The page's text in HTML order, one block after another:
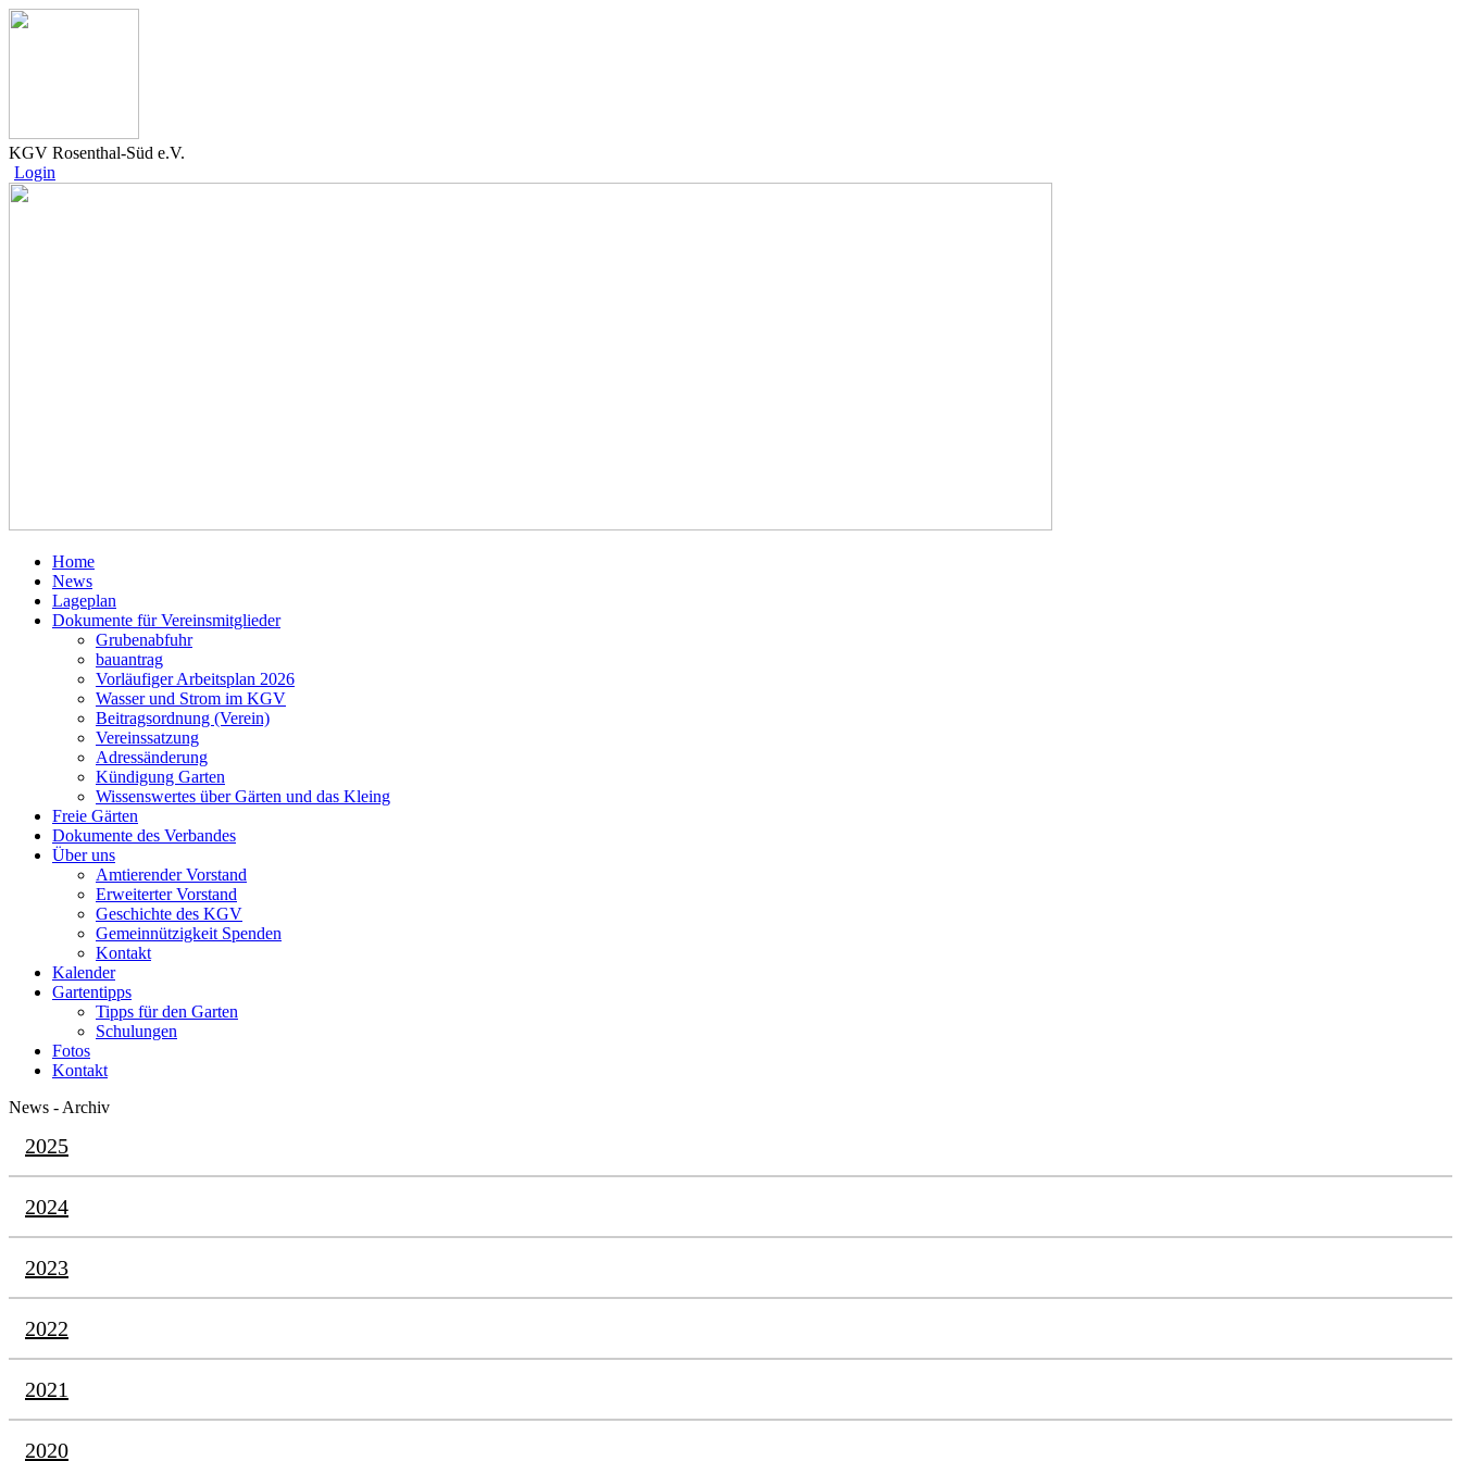
KGV Rosenthal-Süd e.V.
Login
Home
News
Lageplan
Dokumente für Vereinsmitglieder
Grubenabfuhr
bauantrag
Vorläufiger Arbeitsplan 2026
Wasser und Strom im KGV
Beitragsordnung (Verein)
Vereinssatzung
Adressänderung
Kündigung Garten
Wissenswertes über Gärten und das Kleing
Freie Gärten
Dokumente des Verbandes
Über uns
Amtierender Vorstand
Erweiterter Vorstand
Geschichte des KGV
Gemeinnützigkeit Spenden
Kontakt
Kalender
Gartentipps
Tipps für den Garten
Schulungen
Fotos
Kontakt
News - Archiv
2025
2024
2023
2022
2021
2020